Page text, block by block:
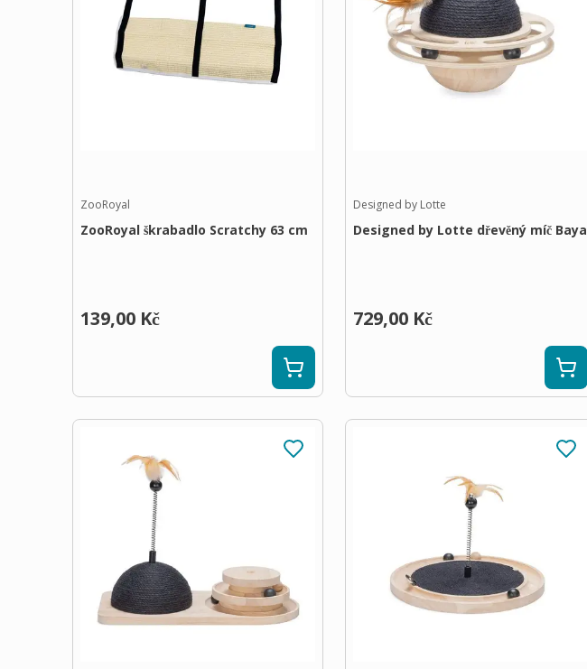
ZooRoyal
ZooRoyal škrabadlo Scratchy 63 cm
139,00 Kč
Designed by Lotte
Designed by Lotte dřevěný míč Baya
729,00 Kč